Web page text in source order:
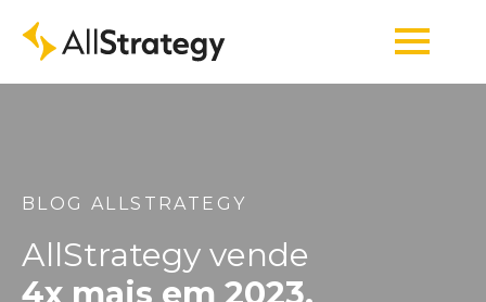
BLOG ALLSTRATEGY
AllStrategy vende
4x mais em 2023.